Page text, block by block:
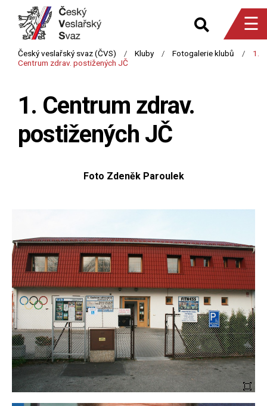
☰
1. Centrum zdrav.
postižených JČ
Foto Zdeněk Paroulek